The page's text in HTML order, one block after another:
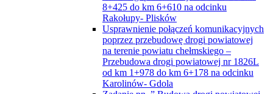
8+425 do km 6+610 na odcinku
Rakołupy- Plisków
Usprawnienie połączeń komunikacyjnych
poprzez przebudowę drogi powiatowej
na terenie powiatu chełmskiego –
Przebudowa drogi powiatowej nr 1826L
od km 1+978 do km 6+178 na odcinku
Karolinów- Gdola